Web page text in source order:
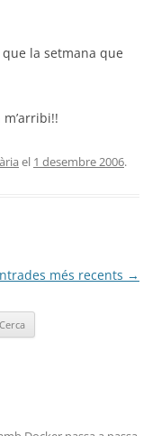
la setmana que
el 1 desembre 2006.
més recents →